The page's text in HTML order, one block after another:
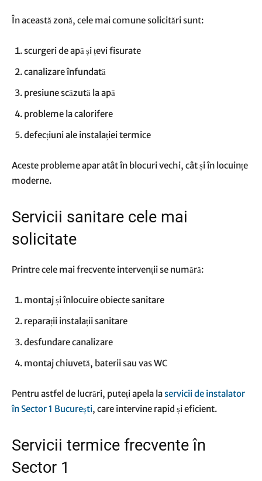
În această zonă, cele mai comune solicitări sunt:
scurgeri de apă și țevi fisurate
canalizare înfundată
presiune scăzută la apă
probleme la calorifere
defecțiuni ale instalației termice
Aceste probleme apar atât în blocuri vechi, cât și în locuințe
moderne.
Servicii sanitare cele mai
solicitate
Printre cele mai frecvente intervenții se numără:
montaj și înlocuire obiecte sanitare
reparații instalații sanitare
desfundare canalizare
montaj chiuvetă, baterii sau vas WC
Pentru astfel de lucrări, puteți apela laservicii de instalator
în Sector 1 București, care intervine rapid și eficient.
Servicii termice frecvente în
Sector 1